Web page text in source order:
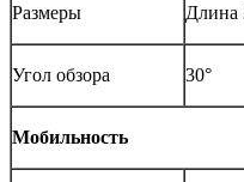
Размеры Длина
Угол обзора 30°
Мобильность